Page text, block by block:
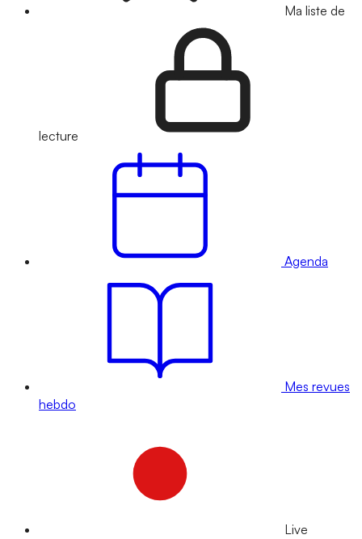
Ma liste de
lecture
Agenda
Mes revues
hebdo
Live